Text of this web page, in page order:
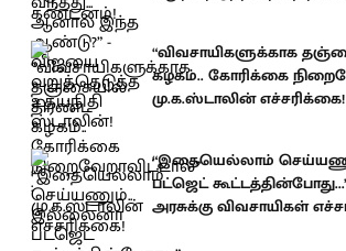
“விவசாயிகளுக்காக
கழகம்.. கோரிக்கை
மு.க.ஸ்டாலின் எச்சரிக்கை!
“இதையெல்லாம்
பட்ஜெட்
அரசுக்கு விவசாயிகள்